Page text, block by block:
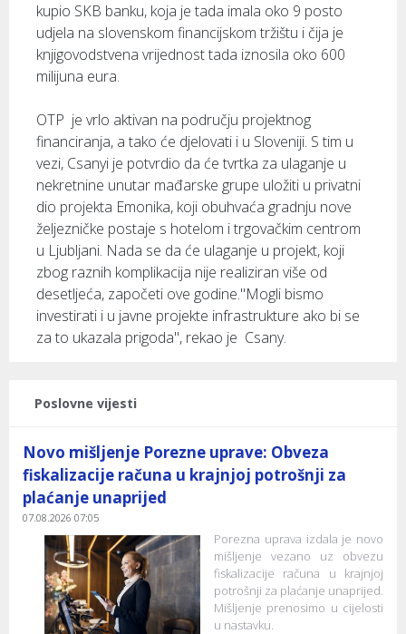
kupio SKB banku, koja je tada imala oko 9 posto
udjela na slovenskom financijskom tržištu i čija je
knjigovodstvena vrijednost tada iznosila oko 600
milijuna eura.
OTP je vrlo aktivan na području projektnog
financiranja, a tako će djelovati i u Sloveniji. S tim u
vezi, Csanyi je potvrdio da će tvrtka za ulaganje u
nekretnine unutar mađarske grupe uložiti u privatni
dio projekta Emonika, koji obuhvaća gradnju nove
željezničke postaje s hotelom i trgovačkim centrom
u Ljubljani. Nada se da će ulaganje u projekt, koji
zbog raznih komplikacija nije realiziran više od
desetljeća, započeti ove godine."Mogli bismo
investirati i u javne projekte infrastrukture ako bi se
za to ukazala prigoda", rekao je Csany.
Poslovne vijesti
Novo mišljenje Porezne uprave: Obveza
fiskalizacije računa u krajnjoj potrošnji za
plaćanje unaprijed
07.08.2026 07:05
Porezna uprava izdala je novo
mišljenje vezano uz obvezu
fiskalizacije računa u krajnjoj
potrošnji za plaćanje unaprijed.
Mišljenje prenosimo u cijelosti
u nastavku.